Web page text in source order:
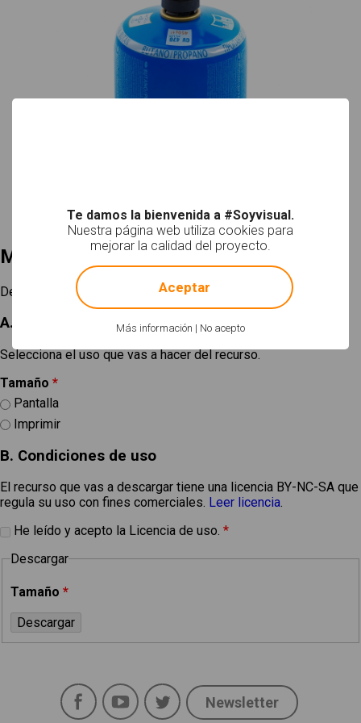
Mi selección
Descargar
A. Elige un tamaño
Selecciona el uso que vas a hacer del recurso.
Tamaño *
Pantalla
Imprimir
B. Condiciones de uso
El recurso que vas a descargar tiene una licencia BY-NC-SA que
regula su uso con fines comerciales. Leer licencia.
He leído y acepto la Licencia de uso. *
Descargar
Tamaño *
Social
FacebookYouTubeTwitter
Newsletter
Te damos la bienvenida a #Soyvisual.
Nuestra página web utiliza cookies para
mejorar la calidad del proyecto.
Más información | No acepto
! Not valid!
Aceptar